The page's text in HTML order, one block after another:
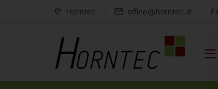
Horntec office@horntec.at